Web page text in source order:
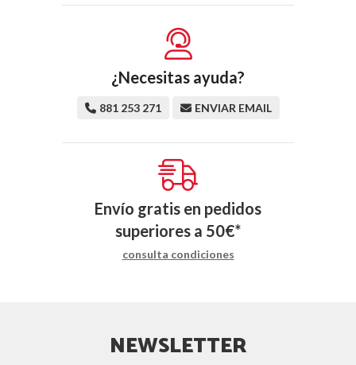
¿Necesitas ayuda?
881 253 271 ENVIAR EMAIL
Envío gratis en pedidos
superiores a 50€*
consulta condiciones
NEWSLETTER